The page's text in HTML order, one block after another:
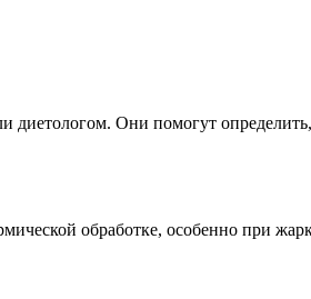
диетологом. Они помогут
обработке, особенно при